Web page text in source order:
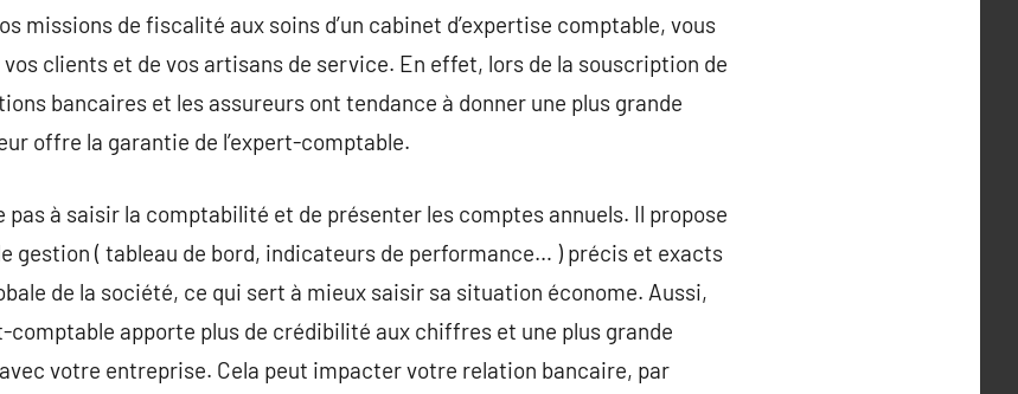
missions de fiscalité aux soins d’un cabinet d’expertise comptable, vous
clients et de vos artisans de service. En effet, lors de la souscription de
bancaires et les assureurs ont tendance à donner une plus grande
offre la garantie de l’expert-comptable.
pas à saisir la comptabilité et de présenter les comptes annuels. Il propose
gestion ( tableau de bord, indicateurs de performance… ) précis et exacts
de la société, ce qui sert à mieux saisir sa situation économe. Aussi,
apporte plus de crédibilité aux chiffres et une plus grande
votre entreprise. Cela peut impacter votre relation bancaire, par